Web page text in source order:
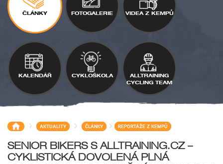
ČLÁNKY FOTOGALERIE VIDEA Z KEMPŮ
KALENDÁŘ CYKLOŠKOLA
ALLTRAINING
CYCLING TEAM
> AKTUALITY > ČLÁNKY > REPORTÁŽE Z KEMPŮ
SENIOR BIKERS S ALLTRAINING.CZ –
CYKLISTICKÁ DOVOLENÁ PLNÁ